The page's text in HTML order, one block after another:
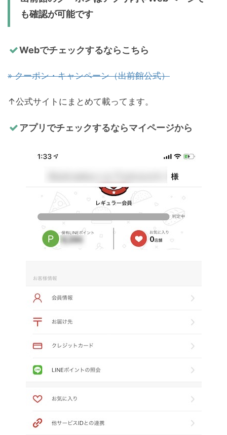
も確認が可能です
Webでチェックするならこちら
» クーポン・キャンペーン（出前館公式）
↑公式サイトにまとめて載ってます。
アプリでチェックするならマイページから